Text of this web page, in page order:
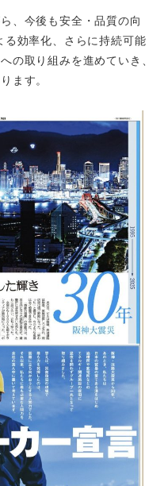
、今後も安全・品質の向
る効率化、さらに持続可能
の取り組みを進めていき、
ます。